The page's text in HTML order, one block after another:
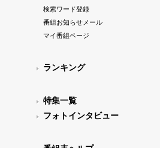
検索ワード登録
番組お知らせメール
マイ番組ページ
ランキング
特集一覧
フォトインタビュー